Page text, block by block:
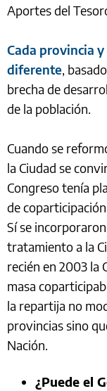
Aportes del
Cada provincia
diferente,
brecha de
de la población.
Cuando se
la Ciudad se
Congreso tenía
de
Sí se
tratamiento a la
recién en 2003 la
masa
la repartija no
provincias sino
Nación.
¿Puede el